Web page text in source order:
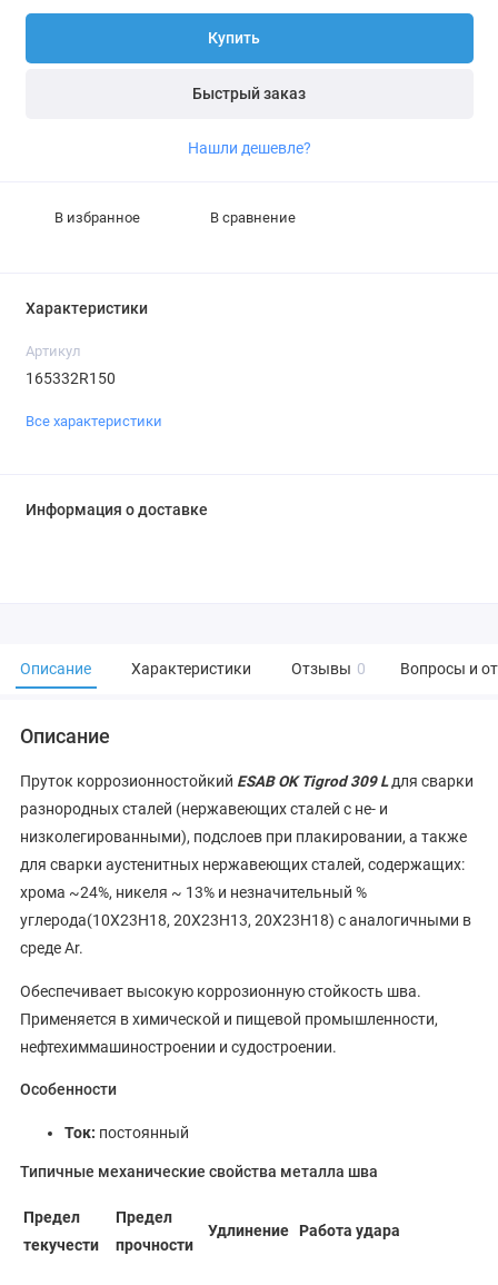
Купить
Быстрый заказ
Нашли дешевле?
В избранное В сравнение
Характеристики
Артикул
165332R150
Все характеристики
Информация о доставке
Описание Характеристики Отзывы 0 Вопросы и
Описание
Пруток коррозионностойкий ESAB OK Tigrod 309 Lдля сварки
разнородных сталей (нержавеющих сталей c не- и
низколегированными), подслоев при плакировании, а также
для сварки аустенитных нержавеющих сталей, содержащих:
хрома ~24%, никеля ~ 13% и незначительный %
углерода(10Х23Н18, 20Х23Н13, 20Х23Н18) с аналогичными в
среде Ar.
Обеспечивает высокую коррозионную стойкость шва.
Применяется в химической и пищевой промышленности,
нефтехиммашиностроении и судостроении.
Особенности
Ток: постоянный
Типичные механические свойства металла шва
Предел
текучести
Предел
прочности
Удлинение Работа удара